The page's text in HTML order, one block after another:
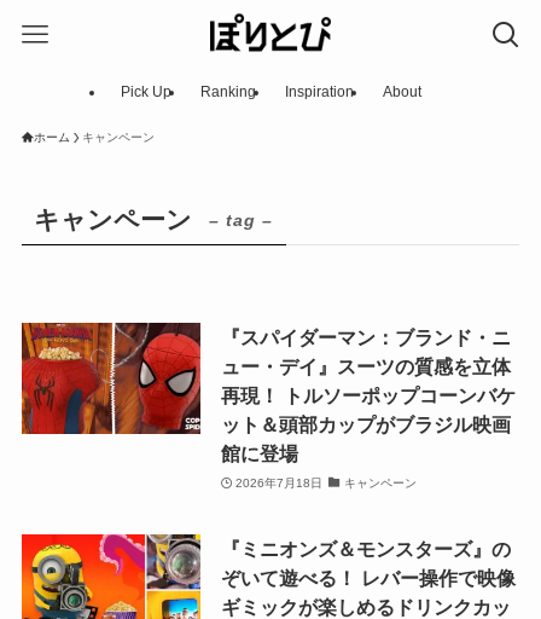
Pick Up Ranking Inspiration About
ホーム キャンペーン
キャンペーン – tag –
『スパイダーマン：ブランド・ニ
ュー・デイ』スーツの質感を立体
再現！ トルソーポップコーンバケ
ット＆頭部カップがブラジル映画
館に登場
2026年7月18日 キャンペーン
『ミニオンズ＆モンスターズ』の
ぞいて遊べる！ レバー操作で映像
ギミックが楽しめるドリンクカッ